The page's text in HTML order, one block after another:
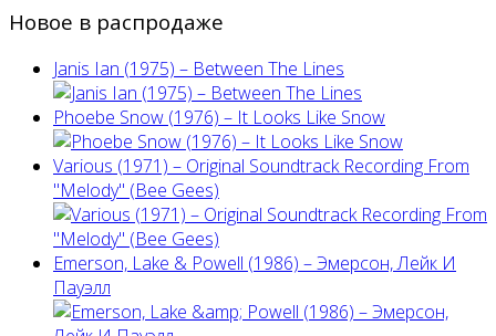
Новое в распродаже
Janis Ian (1975) ‎– Between The Lines
Phoebe Snow (1976) – It Looks Like Snow
Various (1971) – Original Soundtrack Recording From
"Melody" (Bee Gees)
Emerson, Lake & Powell (1986) ‎– Эмерсон, Лейк И
Пауэлл